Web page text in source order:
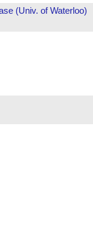
(Univ. of Waterloo)